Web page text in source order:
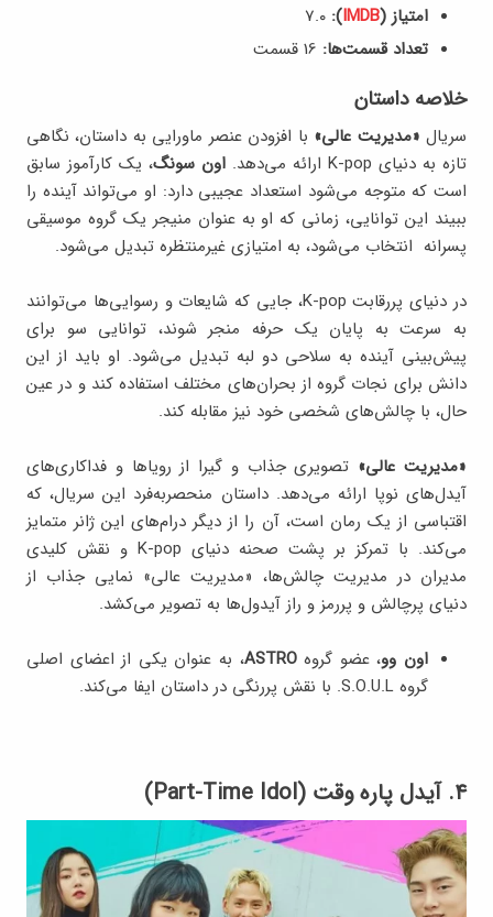
امتیاز (IMDB
):
تعداد قسمت‌ها:
خلاصه داستان
سریال«مدیریت عالی» با افزودن عنصر ماورایی به داستان، نگاهی
تازه به دنیای K-pop ارائه می‌دهد.
اون سونگ، یک کارآموز سابق
است که متوجه می‌شود استعداد عجیبی دارد: او می‌تواند آینده را
ببیند این توانایی، زمانی که او به عنوان منیجر یک گروه موسیقی
پسرانه‌ انتخاب می‌شود، به امتیازی غیرمنتظره تبدیل می‌شود.
در دنیای پررقابت K-pop، جایی که شایعات و رسوایی‌ها می‌توانند
به سرعت به پایان یک حرفه منجر شوند، توانایی سو برای
پیش‌بینی آینده به سلاحی دو لبه تبدیل می‌شود. او باید از این
دانش برای نجات گروه از بحران‌های مختلف استفاده کند و در عین
حال، با چالش‌های شخصی خود نیز مقابله کند.
«مدیریت عالی» تصویری جذاب و گیرا از رویاها و فداکاری‌های
آیدل‌های نوپا ارائه می‌دهد. داستان منحصربه‌فرد این سریال، که
اقتباسی از یک رمان است، آن را از دیگر درام‌های این ژانر متمایز
می‌کند. با تمرکز بر پشت صحنه دنیای K-pop و نقش کلیدی
مدیران در مدیریت چالش‌ها، «مدیریت عالی» نمایی جذاب از
دنیای پرچالش و پررمز و راز آیدول‌ها به تصویر می‌کشد.
اون وو، عضو گروهASTRO، به عنوان یکی از اعضای اصلی
گروه S.O.U.L. با نقش پررنگی در داستان ایفا می‌کند.
۴. آیدل پاره وقت‌ (Part-Time Idol)